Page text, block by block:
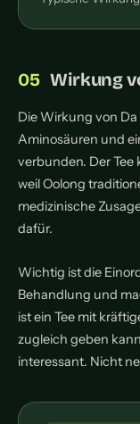
Wirkung
Die Wirkung von
Aminosäuren und
verbunden. Der Tee
weil Oolong
medizinische
dafür.
Wichtig ist die
Behandlung und
ist ein Tee mit
zugleich geben
interessant. Nicht